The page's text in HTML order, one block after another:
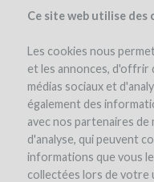
Ce site web utilise des
Les cookies nous
et les annonces, d'offrir
médias sociaux et
également des
avec nos partenaires de
d'analyse, qui peuvent
informations que vous
collectées lors de votre
el proyecto el equipo
noticias